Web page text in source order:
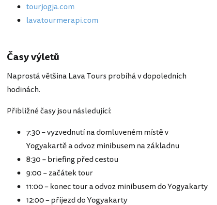
tourjogja.com
lavatourmerapi.com
Časy výletů
Naprostá většina Lava Tours probíhá v dopoledních
hodinách.
Přibližné časy jsou následující:
7:30 – vyzvednutí na domluveném místě v
Yogyakartě a odvoz minibusem na základnu
8:30 – briefing před cestou
9:00 – začátek tour
11:00 – konec tour a odvoz minibusem do Yogyakarty
12:00 – příjezd do Yogyakarty